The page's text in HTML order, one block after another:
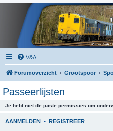
V&A
Forumoverzicht Grootspoor
Passeerlijsten
Je hebt niet de juiste permissies om
AANMELDEN • REGISTREER